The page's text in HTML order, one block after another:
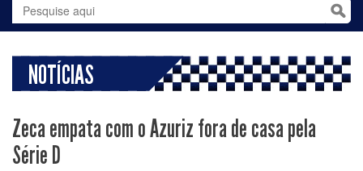
NOTÍCIAS
Zeca empata com o Azuriz fora de casa pela
Série D